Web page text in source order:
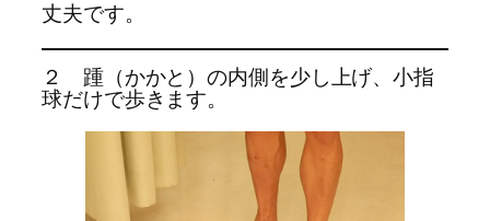
丈夫です。
２ 踵（かかと）の内側を少し上げ、小指
球だけで歩きます。